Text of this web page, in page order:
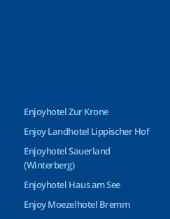
Enjoyhotel Zur Krone
Enjoy Landhotel Lippischer Hof
Enjoyhotel Sauerland
(Winterberg)
Enjoyhotel Haus am See
Enjoy Moezelhotel Bremm